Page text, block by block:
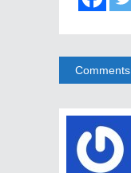
Comments